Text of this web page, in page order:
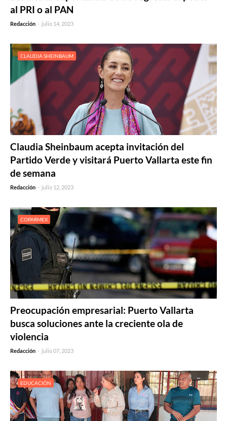
al PRI o al PAN
Redacción - julio 14, 2023
CLAUDIA SHEINBAUM
Claudia Sheinbaum acepta invitación del
Partido Verde y visitará Puerto Vallarta este fin
de semana
Redacción - julio 12, 2023
COPARMEX
Preocupación empresarial: Puerto Vallarta
busca soluciones ante la creciente ola de
violencia
Redacción - julio 07, 2023
EDUCACIÓN